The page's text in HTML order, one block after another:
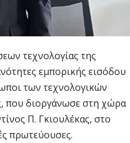
τεχνολογίας της
εμπορικής εισόδου
των τεχνολογικών
που διοργάνωσε στη χώρα
Π. Γκιουλέκας, στο
πρωτεύουσες.